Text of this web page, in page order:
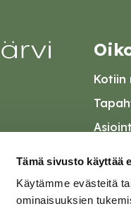
Tämä sivusto käyttää
Käytämme evästeitä
ominaisuuksien
Kotiin